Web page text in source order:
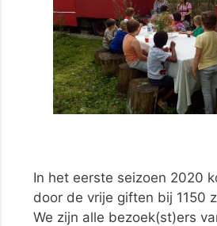
In het eerste seizoen 2020
door de vrije giften bij 1150
We zijn alle bezoek(st)ers